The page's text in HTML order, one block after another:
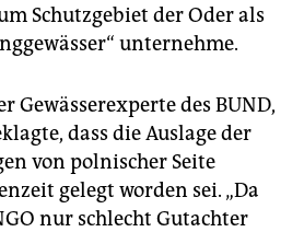
Schutzgebiet der Oder als
unternehme.
Gewässerexperte des BUND,
dass die Auslage der
von polnischer Seite
gelegt worden sei. „Da
nur schlecht Gutachter